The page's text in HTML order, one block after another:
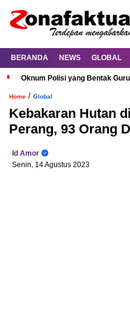
BERANDA NEWS GLOBAL
Oknum Polisi yang Bentak
Home / Global
Kebakaran Hutan
Perang, 93 Orang
Id Amor
Senin, 14 Agustus 2023